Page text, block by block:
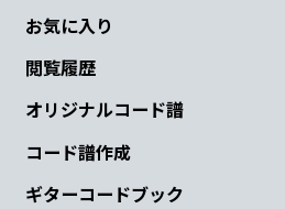
お気に入り
閲覧履歴
オリジナルコード譜
コード譜作成
ギターコードブック